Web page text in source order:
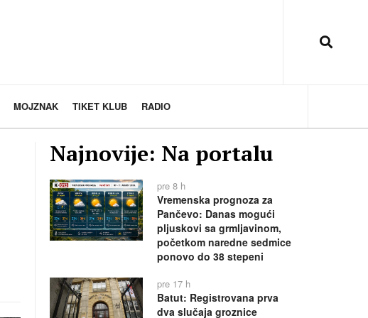
MOJZNAK TIKET KLUB RADIO
Najnovije: Na portalu
pre 8 h
Vremenska prognoza za
Pančevo: Danas mogući
pljuskovi sa grmljavinom,
početkom naredne sedmice
ponovo do 38 stepeni
pre 17 h
Batut: Registrovana prva
dva slučaja groznice